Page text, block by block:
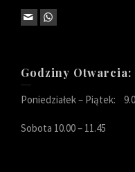
Godziny Otwarcia:
Poniedziałek – Piątek:
Sobota 10.00 – 11.45